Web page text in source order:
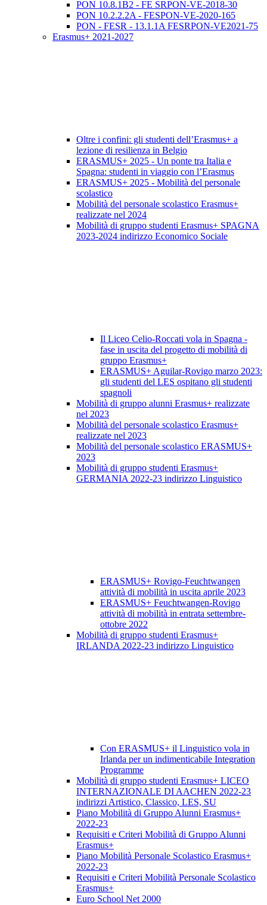
PON 10.8.1B2 - FE SRPON-VE-2018-30
PON 10.2.2.2A - FESPON-VE-2020-165
PON - FESR - 13.1.1A FESRPON-VE2021-75
Erasmus+ 2021-2027
Oltre i confini: gli studenti dell’Erasmus+ a
lezione di resilienza in Belgio
ERASMUS+ 2025 - Un ponte tra Italia e
Spagna: studenti in viaggio con l’Erasmus
ERASMUS+ 2025 - Mobilità del personale
scolastico
Mobilità del personale scolastico Erasmus+
realizzate nel 2024
Mobilità di gruppo studenti Erasmus+ SPAGNA
2023-2024 indirizzo Economico Sociale
Il Liceo Celio-Roccati vola in Spagna -
fase in uscita del progetto di mobilità di
gruppo Erasmus+
ERASMUS+ Aguilar-Rovigo marzo 2023:
gli studenti del LES ospitano gli studenti
spagnoli
Mobilità di gruppo alunni Erasmus+ realizzate
nel 2023
Mobilità del personale scolastico Erasmus+
realizzate nel 2023
Mobilità del personale scolastico ERASMUS+
2023
Mobilità di gruppo studenti Erasmus+
GERMANIA 2022-23 indirizzo Linguistico
ERASMUS+ Rovigo-Feuchtwangen
attività di mobilità in uscita aprile 2023
ERASMUS+ Feuchtwangen-Rovigo
attività di mobilità in entrata settembre-
ottobre 2022
Mobilità di gruppo studenti Erasmus+
IRLANDA 2022-23 indirizzo Linguistico
Con ERASMUS+ il Linguistico vola in
Irlanda per un indimenticabile Integration
Programme
Mobilità di gruppo studenti Erasmus+ LICEO
INTERNAZIONALE DI AACHEN 2022-23
indirizzi Artistico, Classico, LES, SU
Piano Mobilità di Gruppo Alunni Erasmus+
2022-23
Requisiti e Criteri Mobilità di Gruppo Alunni
Erasmus+
Piano Mobilità Personale Scolastico Erasmus+
2022-23
Requisiti e Criteri Mobilità Personale Scolastico
Erasmus+
Euro School Net 2000